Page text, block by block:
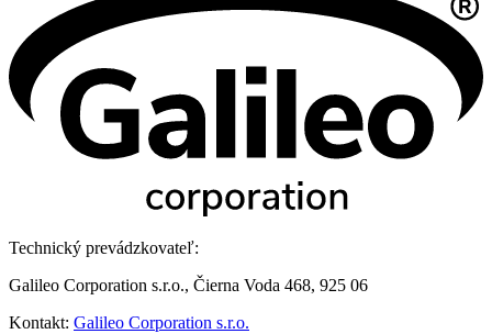
Technický prevádzkovateľ:
Galileo Corporation s.r.o., Čierna Voda 468, 925 06
Kontakt: Galileo Corporation s.r.o.